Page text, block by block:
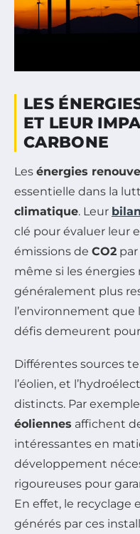
LES
ET LEUR
CARBONE
Les énergies
essentielle dans la
climatique. Leur
clé pour évaluer leur
émissions de CO2
même si les
généralement plus
l’environnement que
défis demeurent
Différentes sources
l’éolien, et
distincts. Par
éoliennes affichent
intéressantes en
développement
rigoureuses pour
En effet, le recyclage
générés par ces